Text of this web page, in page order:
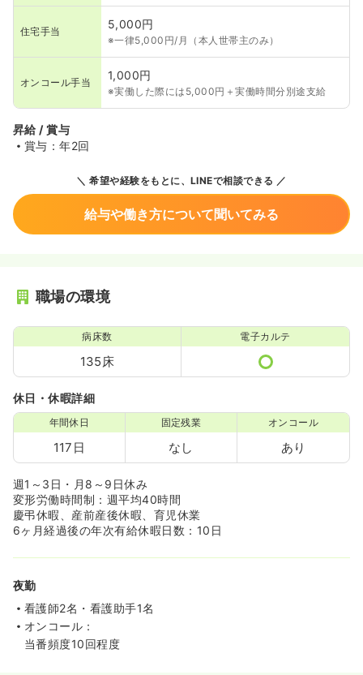
住宅手当
5,000円
※一律5,000円/月（本人世帯主のみ）
オンコール手当
1,000円
※実働した際には5,000円＋実働時間分別途支給
昇給 / 賞与
賞与：年2回
希望や経験をもとに、LINEで相談できる
給与や働き方について聞いてみる
職場の環境
病床数
135床
電子カルテ
休日・休暇詳細
年間休日
117日
固定残業
なし
オンコール
あり
週1～3日・月8～9日休み
変形労働時間制：週平均40時間
慶弔休暇、産前産後休暇、育児休業
6ヶ月経過後の年次有給休暇日数：10日
夜勤
看護師2名・看護助手1名
オンコール：
当番頻度10回程度